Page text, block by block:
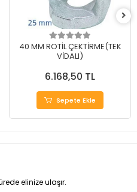
40 MM ROTİL ÇEKTİRME(TEK
VİDALI)
6.168,50 TL
Sepete Ekle
elinize ulaşır.